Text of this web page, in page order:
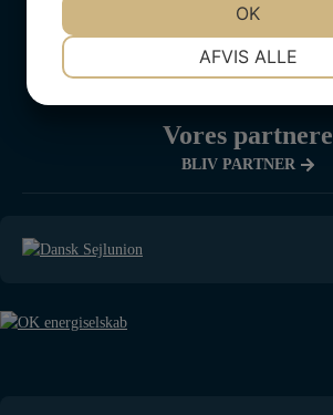
Vores partnere
BLIV PARTNER
MARKETING
AFVIS ALLE
OK